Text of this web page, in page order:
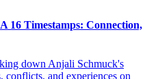
Timestamps: Connection,
down Anjali Schmuck's
conflicts, and experiences on